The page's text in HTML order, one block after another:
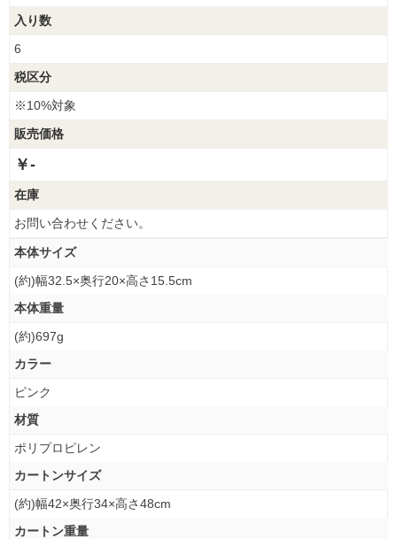
入り数
6
税区分
※10%対象
販売価格
￥-
在庫
お問い合わせください。
本体サイズ
(約)幅32.5×奥行20×高さ15.5cm
本体重量
(約)697g
カラー
ピンク
材質
ポリプロピレン
カートンサイズ
(約)幅42×奥行34×高さ48cm
カートン重量